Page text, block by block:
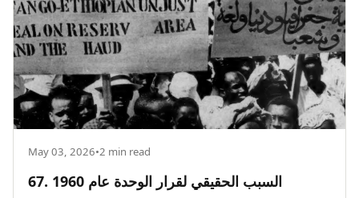
May 03, 2026•2 min read
67. السبب الحقيقي لقرار الوحدة عام 1960